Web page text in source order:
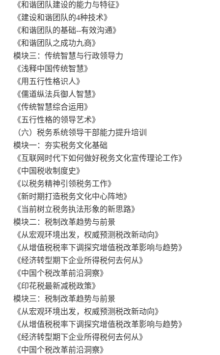
《和谐团队建设的能力与特征》
《建设和谐团队的4种技术》
《和谐团队的基础--有效沟通》
《和谐团队之成功九商》
模块三：传统智慧与行政领导力
《浅释中国传统智慧》
《用五行性格识人》
《儒道纵法兵御人智慧》
《传统智慧综合运用》
《五行性格的领导艺术》
（六）税务系统领导干部能力提升培训
模块一：夯实税务文化基础
《互联网时代下如何做好税务文化宣传理论工作》
《中国税收制度史》
《以税务精神引领税务工作》
《新时期打造税务文化中心阵地》
《当前树立税务执法形象的新思路》
模块二：税制改革趋势与前景
《从宏观环境出发，权威预测税改新动向》
《从增值税税率下调探究增值税改革影响与趋势》
《经济转型期下企业所得税何去何从》
《中国个税改革前沿洞察》
《印花税最新减税政策》
模块三：税制改革趋势与前景
《从宏观环境出发，权威预测税改新动向》
《从增值税税率下调探究增值税改革影响与趋势》
《经济转型期下企业所得税何去何从》
《中国个税改革前沿洞察》